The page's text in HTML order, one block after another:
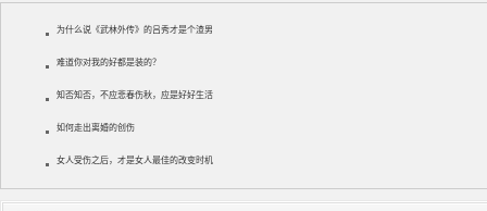
为什么说《武林外传》的吕秀才是个渣男
难道你对我的好都是装的？
知否知否，不应悲春伤秋，应是好好生活
如何走出离婚的创伤
女人受伤之后，才是女人最佳的改变时机